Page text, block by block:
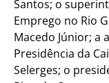
Santos; o
Emprego no Rio
Macedo Júnior; a
Presidência da
Selerges; o